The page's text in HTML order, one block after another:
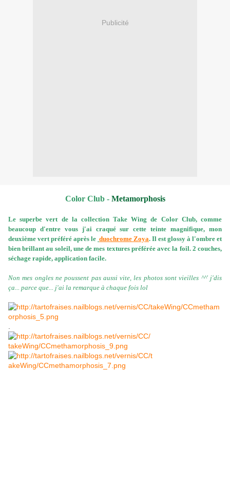
Publicité
Color Club - Metamorphosis
Le superbe vert de la collection Take Wing de Color Club, comme
beaucoup d'entre vous j'ai craqué sur cette teinte magnifique, mon
deuxième vert préféré après le duochrome Zoya. Il est glossy à l'ombre et
bien brillant au soleil, une de mes textures préférée avec la foil. 2 couches,
séchage rapide, application facile.
Non mes ongles ne poussent pas aussi vite, les photos sont vieilles ^^' j'dis
ça... parce que... j'ai la remarque à chaque fois lol